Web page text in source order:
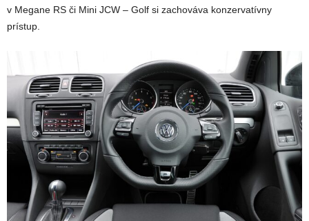
v Megane RS či Mini JCW – Golf si zachováva konzervatívny
prístup.